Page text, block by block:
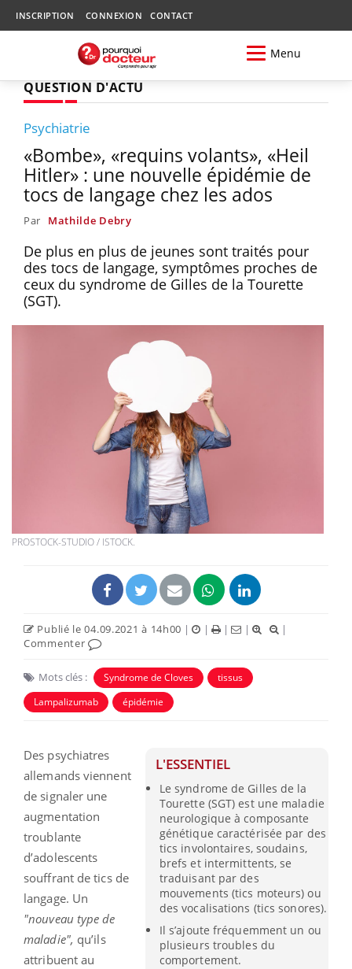
INSCRIPTION CONNEXION CONTACT
Menu
QUESTION D'ACTU
Psychiatrie
«Bombe», «requins volants», «Heil
Hitler» : une nouvelle épidémie de
tocs de langage chez les ados
Par Mathilde Debry
De plus en plus de jeunes sont traités pour
des tocs de langage, symptômes proches de
ceux du syndrome de Gilles de la Tourette
(SGT).
PROSTOCK-STUDIO / ISTOCK.
Publié le 04.09.2021 à 14h00 | | | |
|
Commenter
Mots clés : Syndrome de Cloves
tissus
Lampalizumab
épidémie
L'ESSENTIEL
Le syndrome de Gilles de la
Tourette (SGT) est une maladie
neurologique à composante
génétique caractérisée par des
tics involontaires, soudains,
brefs et intermittents, se
traduisant par des
mouvements (tics moteurs) ou
des vocalisations (tics sonores).
Il s’ajoute fréquemment un ou
plusieurs troubles du
comportement.
Des psychiatres
allemands viennent
de signaler une
augmentation
troublante
d’adolescents
souffrant de tics de
langage. Un
"nouveau type de
maladie", qu’ils
attribuent au